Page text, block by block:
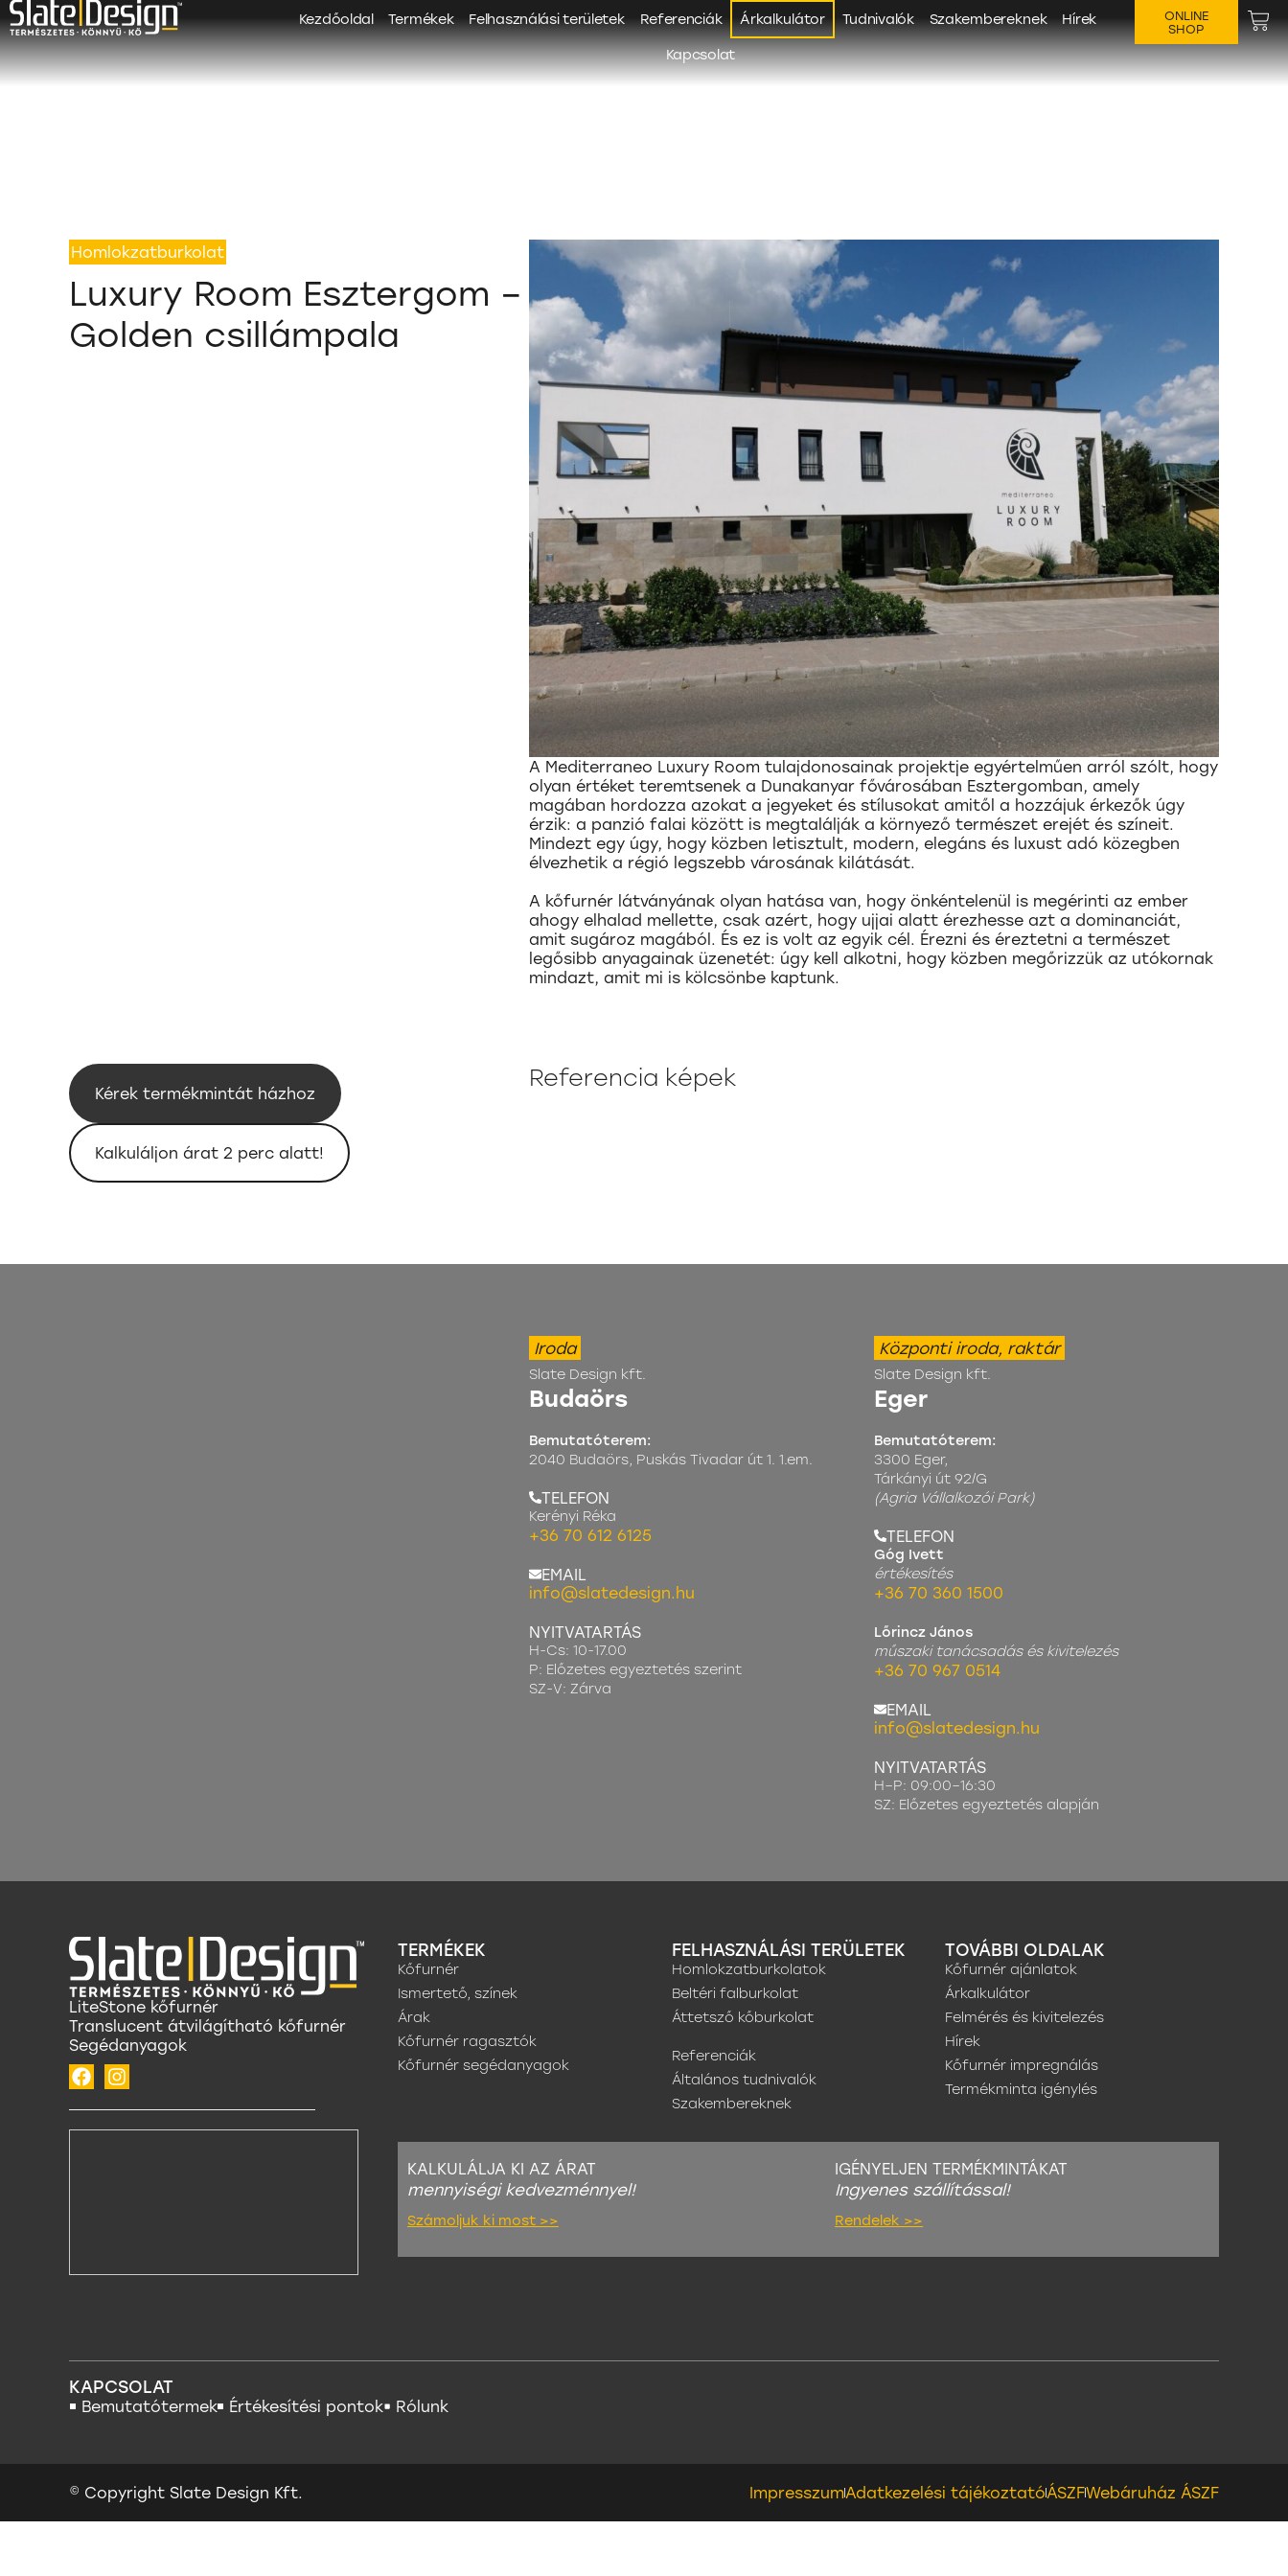
Kezdőoldal Termékek Felhasználási területek Referenciák Árkalkulátor Tudnivalók Szakembereknek
Hírek
Kapcsolat
ONLINE
SHOP
Homlokzatburkolat
Luxury Room Esztergom –
Golden csillámpala
A Mediterraneo Luxury Room tulajdonosainak projektje egyértelműen arról szólt, hogy
olyan értéket teremtsenek a Dunakanyar fővárosában Esztergomban, amely
magában hordozza azokat a jegyeket és stílusokat amitől a hozzájuk érkezők úgy
érzik: a panzió falai között is megtalálják a környező természet erejét és színeit.
Mindezt egy úgy, hogy közben letisztult, modern, elegáns és luxust adó közegben
élvezhetik a régió legszebb városának kilátását.
A kőfurnér látványának olyan hatása van, hogy önkéntelenül is megérinti az ember
ahogy elhalad mellette, csak azért, hogy ujjai alatt érezhesse azt a dominanciát,
amit sugároz magából. És ez is volt az egyik cél. Érezni és éreztetni a természet
legősibb anyagainak üzenetét: úgy kell alkotni, hogy közben megőrizzük az utókornak
mindazt, amit mi is kölcsönbe kaptunk.
Kérek termékmintát házhoz
Kalkuláljon árat 2 perc alatt!
Referencia képek
Iroda
Slate Design kft.
Budaörs
Bemutatóterem:
2040 Budaörs, Puskás Tivadar út 1. 1.em.
TELEFON
Kerényi Réka
+36 70 612 6125
EMAIL
info@slatedesign.hu
NYITVATARTÁS
H-Cs: 10-17.00
P: Előzetes egyeztetés szerint
SZ-V: Zárva
Központi iroda, raktár
Slate Design kft.
Eger
Bemutatóterem:
3300 Eger,
Tárkányi út 92/G
(Agria Vállalkozói Park)
TELEFON
Góg Ivett
értékesítés
+36 70 360 1500
Lőrincz János
műszaki tanácsadás és kivitelezés
+36 70 967 0514
EMAIL
info@slatedesign.hu
NYITVATARTÁS
H–P: 09:00–16:30
SZ: Előzetes egyeztetés alapján
LiteStone kőfurnér
Translucent átvilágítható kőfurnér
Segédanyagok
TERMÉKEK
Kőfurnér
Ismertető, színek
Árak
Kőfurnér ragasztók
Kőfurnér segédanyagok
FELHASZNÁLÁSI TERÜLETEK
Homlokzatburkolatok
Beltéri falburkolat
Áttetsző kőburkolat
Referenciák
Általános tudnivalók
Szakembereknek
TOVÁBBI OLDALAK
Kőfurnér ajánlatok
Árkalkulátor
Felmérés és kivitelezés
Hírek
Kőfurnér impregnálás
Termékminta igénylés
KALKULÁLJA KI AZ ÁRAT
mennyiségi kedvezménnyel!
Számoljuk ki most >>
IGÉNYELJEN TERMÉKMINTÁKAT
Ingyenes szállítással!
Rendelek >>
KAPCSOLAT
Bemutatótermek Értékesítési pontok Rólunk
© Copyright Slate Design Kft. ImpresszumAdatkezelési tájékoztatóÁSZFWebáruház ÁSZF